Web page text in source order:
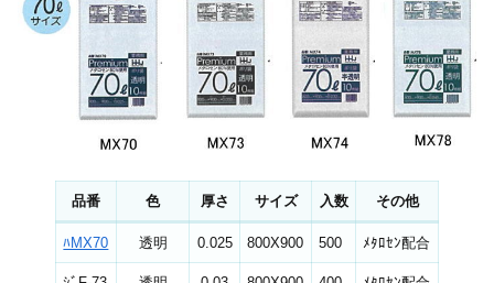
品番 色 厚さ サイズ 入数 その他
ﾊMX70 透明 0.025 800X900 500 ﾒﾀﾛｾﾝ配合